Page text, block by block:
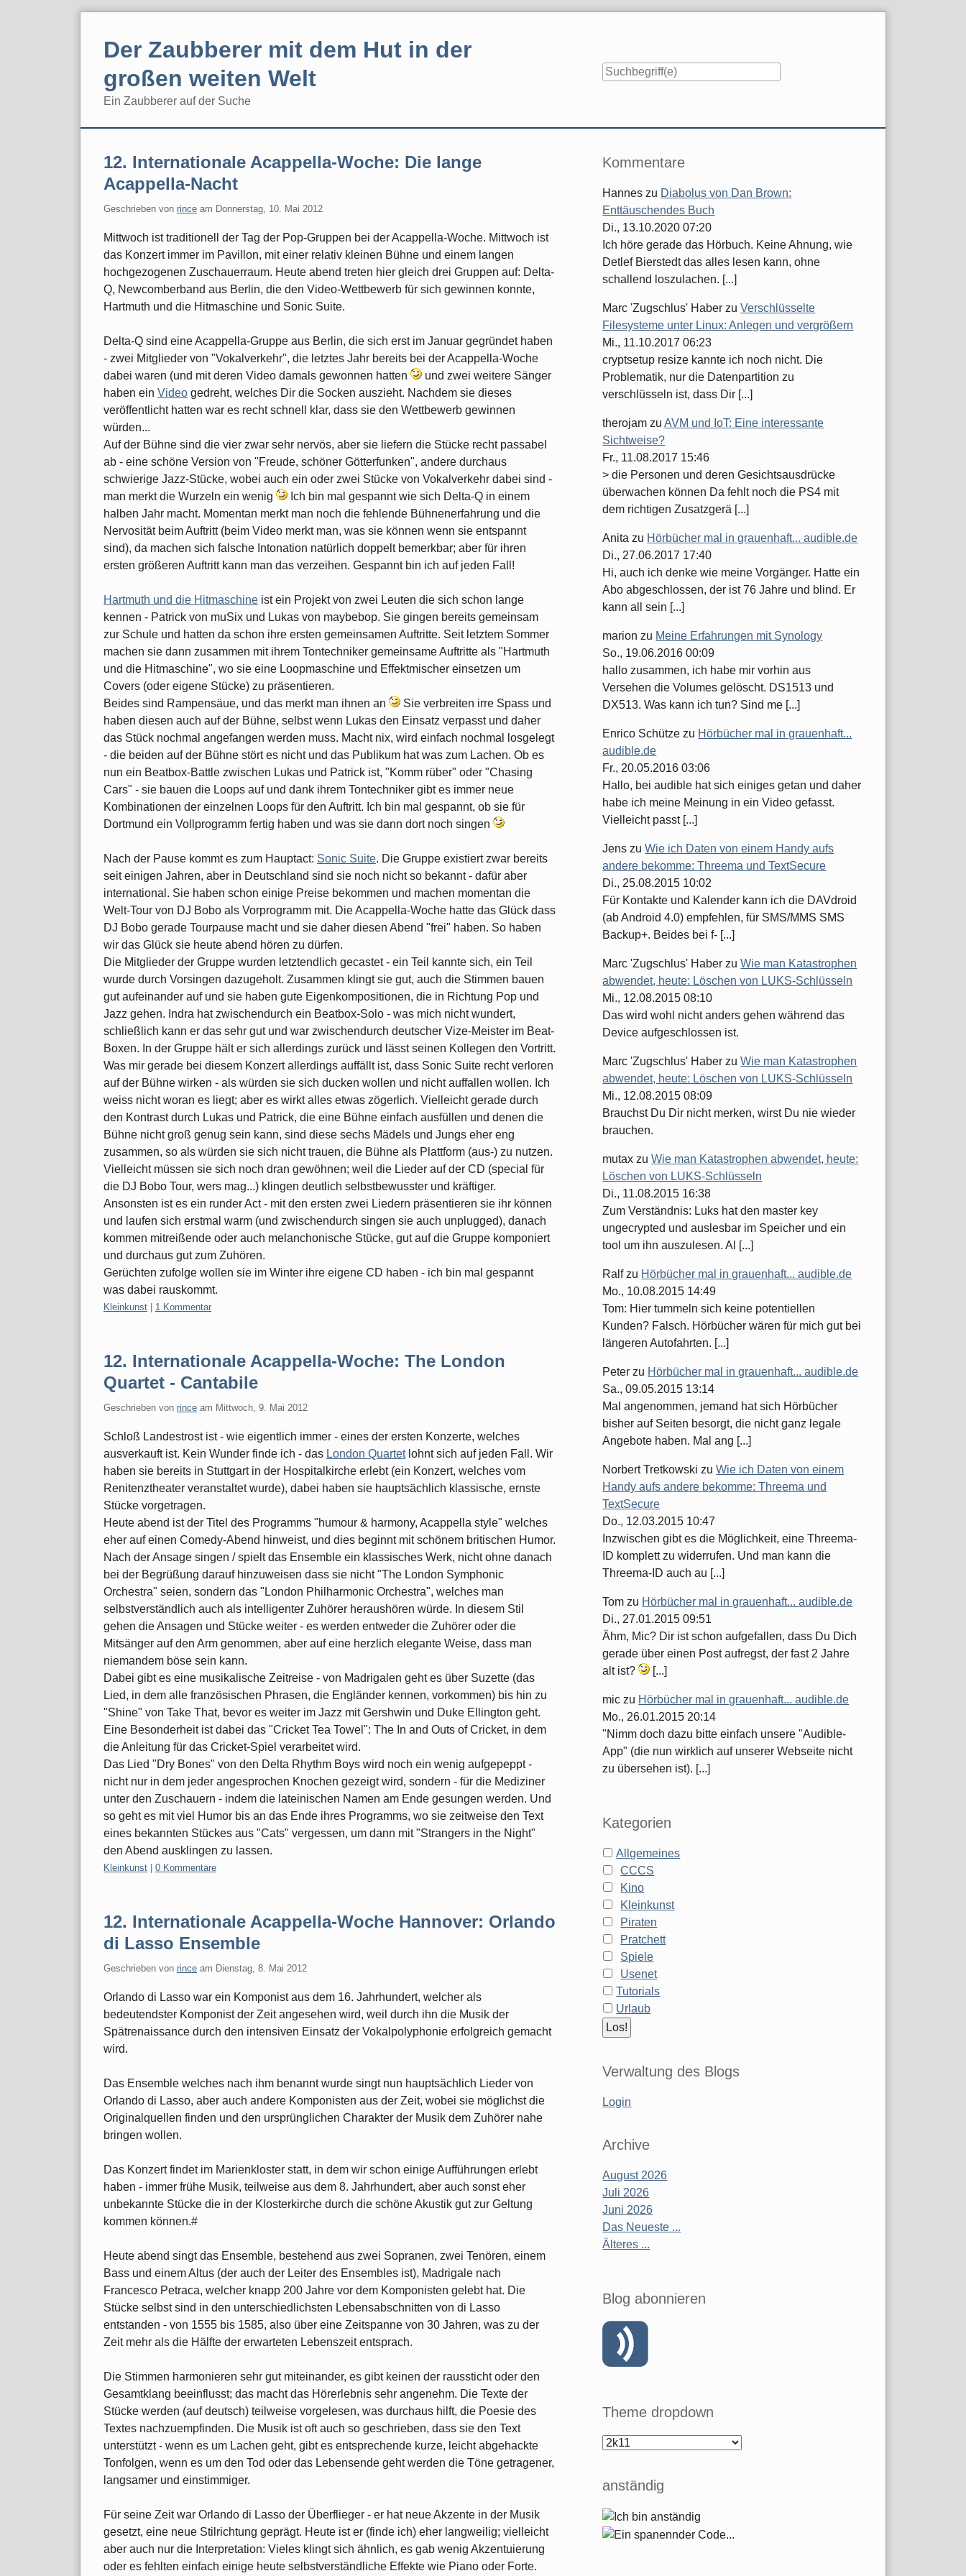
Der Zaubberer mit dem Hut in der
großen weiten Welt
Ein Zaubberer auf der Suche
12. Internationale Acappella-Woche: Die lange
Acappella-Nacht
Geschrieben von rince am Donnerstag, 10. Mai 2012
Mittwoch ist traditionell der Tag der Pop-Gruppen bei der Acappella-Woche. Mittwoch ist
das Konzert immer im Pavillon, mit einer relativ kleinen Bühne und einem langen
hochgezogenen Zuschauerraum. Heute abend treten hier gleich drei Gruppen auf: Delta-
Q, Newcomberband aus Berlin, die den Video-Wettbewerb für sich gewinnen konnte,
Hartmuth und die Hitmaschine und Sonic Suite.
Delta-Q sind eine Acappella-Gruppe aus Berlin, die sich erst im Januar gegründet haben
- zwei Mitglieder von "Vokalverkehr", die letztes Jahr bereits bei der Acappella-Woche
dabei waren (und mit deren Video damals gewonnen hatten
und zwei weitere Sänger
haben ein Video gedreht, welches Dir die Socken auszieht. Nachdem sie dieses
veröffentlicht hatten war es recht schnell klar, dass sie den Wettbewerb gewinnen
würden...
Auf der Bühne sind die vier zwar sehr nervös, aber sie liefern die Stücke recht passabel
ab - eine schöne Version von "Freude, schöner Götterfunken", andere durchaus
schwierige Jazz-Stücke, wobei auch ein oder zwei Stücke von Vokalverkehr dabei sind -
man merkt die Wurzeln ein wenig
Ich bin mal gespannt wie sich Delta-Q in einem
halben Jahr macht. Momentan merkt man noch die fehlende Bühnenerfahrung und die
Nervosität beim Auftritt (beim Video merkt man, was sie können wenn sie entspannt
sind), da machen sich falsche Intonation natürlich doppelt bemerkbar; aber für ihren
ersten größeren Auftritt kann man das verzeihen. Gespannt bin ich auf jeden Fall!
Hartmuth und die Hitmaschine ist ein Projekt von zwei Leuten die sich schon lange
kennen - Patrick von muSix und Lukas von maybebop. Sie gingen bereits gemeinsam
zur Schule und hatten da schon ihre ersten gemeinsamen Auftritte. Seit letztem Sommer
machen sie dann zusammen mit ihrem Tontechniker gemeinsame Auftritte als "Hartmuth
und die Hitmaschine", wo sie eine Loopmaschine und Effektmischer einsetzen um
Covers (oder eigene Stücke) zu präsentieren.
Beides sind Rampensäue, und das merkt man ihnen an
Sie verbreiten irre Spass und
haben diesen auch auf der Bühne, selbst wenn Lukas den Einsatz verpasst und daher
das Stück nochmal angefangen werden muss. Macht nix, wird einfach nochmal losgelegt
- die beiden auf der Bühne stört es nicht und das Publikum hat was zum Lachen. Ob es
nun ein Beatbox-Battle zwischen Lukas und Patrick ist, "Komm rüber" oder "Chasing
Cars" - sie bauen die Loops auf und dank ihrem Tontechniker gibt es immer neue
Kombinationen der einzelnen Loops für den Auftritt. Ich bin mal gespannt, ob sie für
Dortmund ein Vollprogramm fertig haben und was sie dann dort noch singen
Nach der Pause kommt es zum Hauptact: Sonic Suite. Die Gruppe existiert zwar bereits
seit einigen Jahren, aber in Deutschland sind sie noch nicht so bekannt - dafür aber
international. Sie haben schon einige Preise bekommen und machen momentan die
Welt-Tour von DJ Bobo als Vorprogramm mit. Die Acappella-Woche hatte das Glück dass
DJ Bobo gerade Tourpause macht und sie daher diesen Abend "frei" haben. So haben
wir das Glück sie heute abend hören zu dürfen.
Die Mitglieder der Gruppe wurden letztendlich gecastet - ein Teil kannte sich, ein Teil
wurde durch Vorsingen dazugeholt. Zusammen klingt sie gut, auch die Stimmen bauen
gut aufeinander auf und sie haben gute Eigenkompositionen, die in Richtung Pop und
Jazz gehen. Indra hat zwischendurch ein Beatbox-Solo - was mich nicht wundert,
schließlich kann er das sehr gut und war zwischendurch deutscher Vize-Meister im Beat-
Boxen. In der Gruppe hält er sich allerdings zurück und lässt seinen Kollegen den Vortritt.
Was mir gerade bei diesem Konzert allerdings auffällt ist, dass Sonic Suite recht verloren
auf der Bühne wirken - als würden sie sich ducken wollen und nicht auffallen wollen. Ich
weiss nicht woran es liegt; aber es wirkt alles etwas zögerlich. Vielleicht gerade durch
den Kontrast durch Lukas und Patrick, die eine Bühne einfach ausfüllen und denen die
Bühne nicht groß genug sein kann, sind diese sechs Mädels und Jungs eher eng
zusammen, so als würden sie sich nicht trauen, die Bühne als Plattform (aus-) zu nutzen.
Vielleicht müssen sie sich noch dran gewöhnen; weil die Lieder auf der CD (special für
die DJ Bobo Tour, wers mag...) klingen deutlich selbstbewusster und kräftiger.
Ansonsten ist es ein runder Act - mit den ersten zwei Liedern präsentieren sie ihr können
und laufen sich erstmal warm (und zwischendurch singen sie auch unplugged), danach
kommen mitreißende oder auch melanchonische Stücke, gut auf die Gruppe komponiert
und durchaus gut zum Zuhören.
Gerüchten zufolge wollen sie im Winter ihre eigene CD haben - ich bin mal gespannt
was dabei rauskommt.
Kategorien:
Kleinkunst 1 Kommentar
12. Internationale Acappella-Woche: The London
Quartet - Cantabile
Geschrieben von rince am Mittwoch, 9. Mai 2012
Schloß Landestrost ist - wie eigentlich immer - eines der ersten Konzerte, welches
ausverkauft ist. Kein Wunder finde ich - das London Quartetlohnt sich auf jeden Fall. Wir
haben sie bereits in Stuttgart in der Hospitalkirche erlebt (ein Konzert, welches vom
Renitenztheater veranstaltet wurde), dabei haben sie hauptsächlich klassische, ernste
Stücke vorgetragen.
Heute abend ist der Titel des Programms "humour & harmony, Acappella style" welches
eher auf einen Comedy-Abend hinweist, und dies beginnt mit schönem britischen Humor.
Nach der Ansage singen / spielt das Ensemble ein klassisches Werk, nicht ohne danach
bei der Begrüßung darauf hinzuweisen dass sie nicht "The London Symphonic
Orchestra" seien, sondern das "London Philharmonic Orchestra", welches man
selbstverständlich auch als intelligenter Zuhörer heraushören würde. In diesem Stil
gehen die Ansagen und Stücke weiter - es werden entweder die Zuhörer oder die
Mitsänger auf den Arm genommen, aber auf eine herzlich elegante Weise, dass man
niemandem böse sein kann.
Dabei gibt es eine musikalische Zeitreise - von Madrigalen geht es über Suzette (das
Lied, in dem alle französischen Phrasen, die Engländer kennen, vorkommen) bis hin zu
"Shine" von Take That, bevor es weiter im Jazz mit Gershwin und Duke Ellington geht.
Eine Besonderheit ist dabei das "Cricket Tea Towel": The In and Outs of Cricket, in dem
die Anleitung für das Cricket-Spiel verarbeitet wird.
Das Lied "Dry Bones" von den Delta Rhythm Boys wird noch ein wenig aufgepeppt -
nicht nur in dem jeder angesprochen Knochen gezeigt wird, sondern - für die Mediziner
unter den Zuschauern - indem die lateinischen Namen am Ende gesungen werden. Und
so geht es mit viel Humor bis an das Ende ihres Programms, wo sie zeitweise den Text
eines bekannten Stückes aus "Cats" vergessen, um dann mit "Strangers in the Night"
den Abend ausklingen zu lassen.
Kategorien:
Kleinkunst 0 Kommentare
12. Internationale Acappella-Woche Hannover: Orlando
di Lasso Ensemble
Geschrieben von rince am Dienstag, 8. Mai 2012
Orlando di Lasso war ein Komponist aus dem 16. Jahrhundert, welcher als
bedeutendster Komponist der Zeit angesehen wird, weil durch ihn die Musik der
Spätrenaissance durch den intensiven Einsatz der Vokalpolyphonie erfolgreich gemacht
wird.
Das Ensemble welches nach ihm benannt wurde singt nun hauptsächlich Lieder von
Orlando di Lasso, aber auch andere Komponisten aus der Zeit, wobei sie möglichst die
Originalquellen finden und den ursprünglichen Charakter der Musik dem Zuhörer nahe
bringen wollen.
Das Konzert findet im Marienkloster statt, in dem wir schon einige Aufführungen erlebt
haben - immer frühe Musik, teilweise aus dem 8. Jahrhundert, aber auch sonst eher
unbekannte Stücke die in der Klosterkirche durch die schöne Akustik gut zur Geltung
kommen können.#
Heute abend singt das Ensemble, bestehend aus zwei Sopranen, zwei Tenören, einem
Bass und einem Altus (der auch der Leiter des Ensembles ist), Madrigale nach
Francesco Petraca, welcher knapp 200 Jahre vor dem Komponisten gelebt hat. Die
Stücke selbst sind in den unterschiedlichsten Lebensabschnitten von di Lasso
entstanden - von 1555 bis 1585, also über eine Zeitspanne von 30 Jahren, was zu der
Zeit mehr als die Hälfte der erwarteten Lebenszeit entsprach.
Die Stimmen harmonieren sehr gut miteinander, es gibt keinen der raussticht oder den
Gesamtklang beeinflusst; das macht das Hörerlebnis sehr angenehm. Die Texte der
Stücke werden (auf deutsch) teilweise vorgelesen, was durchaus hilft, die Poesie des
Textes nachzuempfinden. Die Musik ist oft auch so geschrieben, dass sie den Text
unterstützt - wenn es um Lachen geht, gibt es entsprechende kurze, leicht abgehackte
Tonfolgen, wenn es um den Tod oder das Lebensende geht werden die Töne getragener,
langsamer und einstimmiger.
Für seine Zeit war Orlando di Lasso der Überflieger - er hat neue Akzente in der Musik
gesetzt, eine neue Stilrichtung geprägt. Heute ist er (finde ich) eher langweilig; vielleicht
aber auch nur die Interpretation: Vieles klingt sich ähnlich, es gab wenig Akzentuierung
oder es fehlten einfach einige heute selbstverständliche Effekte wie Piano oder Forte.
Seitenleiste
Kommentare
Hannes zu Diabolus von Dan Brown:
Enttäuschendes Buch
Di., 13.10.2020 07:20
Ich höre gerade das Hörbuch. Keine Ahnung, wie
Detlef Bierstedt das alles lesen kann, ohne
schallend loszulachen. [...]
Marc 'Zugschlus' Haber zuVerschlüsselte
Filesysteme unter Linux: Anlegen und vergrößern
Mi., 11.10.2017 06:23
cryptsetup resize kannte ich noch nicht. Die
Problematik, nur die Datenpartition zu
verschlüsseln ist, dass Dir [...]
therojam zuAVM und IoT: Eine interessante
Sichtweise?
Fr., 11.08.2017 15:46
> die Personen und deren Gesichtsausdrücke
überwachen können Da fehlt noch die PS4 mit
dem richtigen Zusatzgerä [...]
Anita zu Hörbücher mal in grauenhaft... audible.de
Di., 27.06.2017 17:40
Hi, auch ich denke wie meine Vorgänger. Hatte ein
Abo abgeschlossen, der ist 76 Jahre und blind. Er
kann all sein [...]
marion zu Meine Erfahrungen mit Synology
So., 19.06.2016 00:09
hallo zusammen, ich habe mir vorhin aus
Versehen die Volumes gelöscht. DS1513 und
DX513. Was kann ich tun? Sind me [...]
Enrico Schütze zu Hörbücher mal in grauenhaft...
audible.de
Fr., 20.05.2016 03:06
Hallo, bei audible hat sich einiges getan und daher
habe ich meine Meinung in ein Video gefasst.
Vielleicht passt [...]
Jens zuWie ich Daten von einem Handy aufs
andere bekomme: Threema und TextSecure
Di., 25.08.2015 10:02
Für Kontakte und Kalender kann ich die DAVdroid
(ab Android 4.0) empfehlen, für SMS/MMS SMS
Backup+. Beides bei f- [...]
Marc 'Zugschlus' Haber zuWie man Katastrophen
abwendet, heute: Löschen von LUKS-Schlüsseln
Mi., 12.08.2015 08:10
Das wird wohl nicht anders gehen während das
Device aufgeschlossen ist.
Marc 'Zugschlus' Haber zuWie man Katastrophen
abwendet, heute: Löschen von LUKS-Schlüsseln
Mi., 12.08.2015 08:09
Brauchst Du Dir nicht merken, wirst Du nie wieder
brauchen.
mutax zuWie man Katastrophen abwendet, heute:
Löschen von LUKS-Schlüsseln
Di., 11.08.2015 16:38
Zum Verständnis: Luks hat den master key
ungecrypted und auslesbar im Speicher und ein
tool um ihn auszulesen. Al [...]
Ralfzu Hörbücher mal in grauenhaft... audible.de
Mo., 10.08.2015 14:49
Tom: Hier tummeln sich keine potentiellen
Kunden? Falsch. Hörbücher wären für mich gut bei
längeren Autofahrten. [...]
Peter zu Hörbücher mal in grauenhaft... audible.de
Sa., 09.05.2015 13:14
Mal angenommen, jemand hat sich Hörbücher
bisher auf Seiten besorgt, die nicht ganz legale
Angebote haben. Mal ang [...]
Norbert Tretkowski zuWie ich Daten von einem
Handy aufs andere bekomme: Threema und
TextSecure
Do., 12.03.2015 10:47
Inzwischen gibt es die Möglichkeit, eine Threema-
ID komplett zu widerrufen. Und man kann die
Threema-ID auch au [...]
Tom zu Hörbücher mal in grauenhaft... audible.de
Di., 27.01.2015 09:51
Ähm, Mic? Dir ist schon aufgefallen, dass Du Dich
gerade über einen Post aufregst, der fast 2 Jahre
alt ist?
[...]
mic zu Hörbücher mal in grauenhaft... audible.de
Mo., 26.01.2015 20:14
"Nimm doch dazu bitte einfach unsere "Audible-
App" (die nun wirklich auf unserer Webseite nicht
zu übersehen ist). [...]
Kategorien
Allgemeines
CCCS
Kino
Kleinkunst
Piraten
Pratchett
Spiele
Usenet
Tutorials
Urlaub
Verwaltung des Blogs
Login
Archive
August 2026
Juli 2026
Juni 2026
Das Neueste ...
Älteres ...
Blog abonnieren
Theme dropdown
anständig